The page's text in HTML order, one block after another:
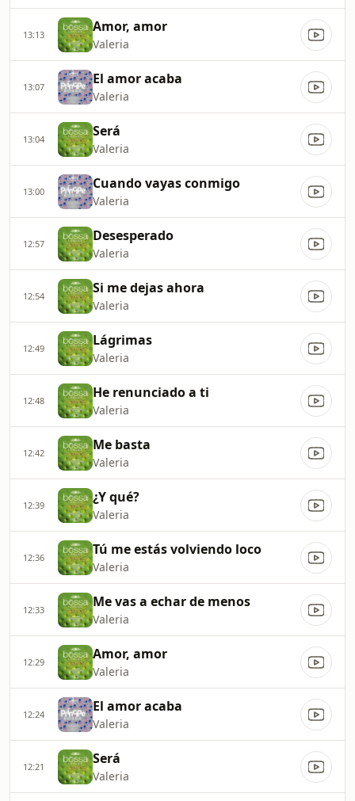
13:13 Amor, amor
Valeria
13:07 El amor acaba
Valeria
13:04 Será
Valeria
13:00 Cuando vayas conmigo
Valeria
12:57 Desesperado
Valeria
12:54 Si me dejas ahora
Valeria
12:49 Lágrimas
Valeria
12:48 He renunciado a ti
Valeria
12:42 Me basta
Valeria
12:39 ¿Y qué?
Valeria
12:36 Tú me estás volviendo loco
Valeria
12:33 Me vas a echar de menos
Valeria
12:29 Amor, amor
Valeria
12:24 El amor acaba
Valeria
12:21 Será
Valeria